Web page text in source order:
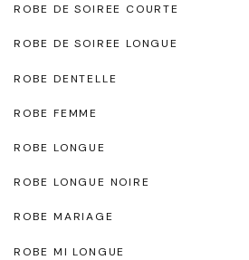
ROBE DE SOIREE COURTE
ROBE DE SOIREE LONGUE
ROBE DENTELLE
ROBE FEMME
ROBE LONGUE
ROBE LONGUE NOIRE
ROBE MARIAGE
ROBE MI LONGUE